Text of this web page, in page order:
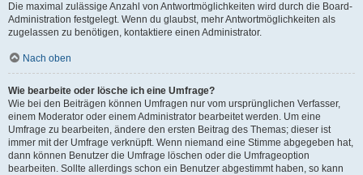
Die maximal zulässige Anzahl von Antwortmöglichkeiten wird durch die Board-
Administration festgelegt. Wenn du glaubst, mehr Antwortmöglichkeiten als
zugelassen zu benötigen, kontaktiere einen Administrator.
Nach oben
Wie bearbeite oder lösche ich eine Umfrage?
Wie bei den Beiträgen können Umfragen nur vom ursprünglichen Verfasser,
einem Moderator oder einem Administrator bearbeitet werden. Um eine
Umfrage zu bearbeiten, ändere den ersten Beitrag des Themas; dieser ist
immer mit der Umfrage verknüpft. Wenn niemand eine Stimme abgegeben hat,
dann können Benutzer die Umfrage löschen oder die Umfrageoption
bearbeiten. Sollte allerdings schon ein Benutzer abgestimmt haben, so kann